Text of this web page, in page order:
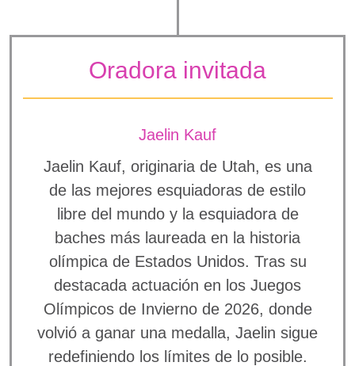
Oradora invitada
Jaelin Kauf
Jaelin Kauf, originaria de Utah, es una
de las mejores esquiadoras de estilo
libre del mundo y la esquiadora de
baches más laureada en la historia
olímpica de Estados Unidos. Tras su
destacada actuación en los Juegos
Olímpicos de Invierno de 2026, donde
volvió a ganar una medalla, Jaelin sigue
redefiniendo los límites de lo posible.